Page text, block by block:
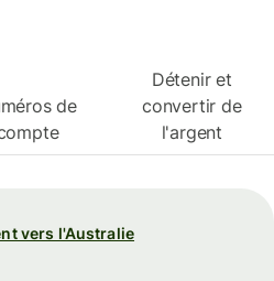
de
Détenir et
convertir de
l'argent
vers l'Australie